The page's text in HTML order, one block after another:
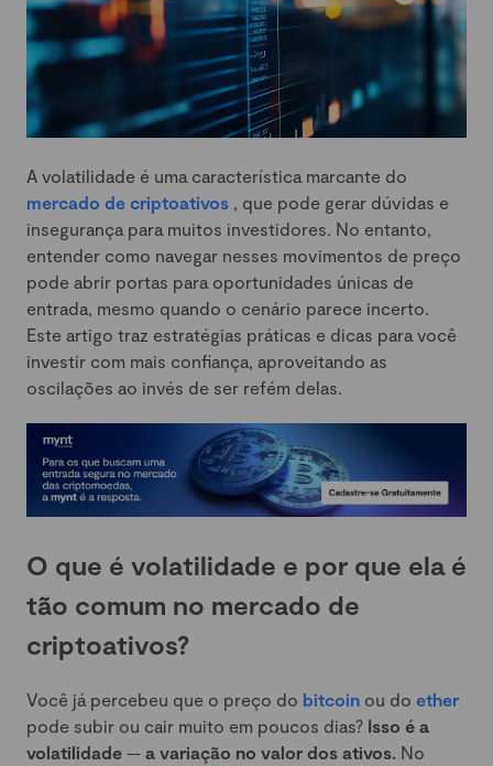
A volatilidade é uma característica marcante do
mercado de criptoativos
, que pode gerar dúvidas e
insegurança para muitos investidores. No entanto,
entender como navegar nesses movimentos de preço
pode abrir portas para oportunidades únicas de
entrada, mesmo quando o cenário parece incerto.
Este artigo traz estratégias práticas e dicas para você
investir com mais confiança, aproveitando as
oscilações ao invés de ser refém delas.
O que é volatilidade e por que ela é
tão comum no mercado de
criptoativos?
Você já percebeu que o preço do bitcoin ou do ether
pode subir ou cair muito em poucos dias? Isso é a
volatilidade — a variação no valor dos ativos. No